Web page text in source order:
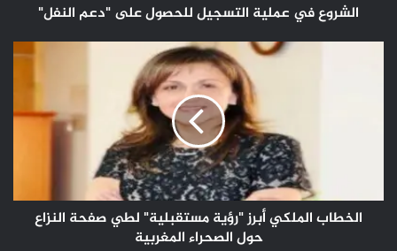
الشروع في عملية التسجيل للحصول على "دعم النفل"
حول
الصحراءالخطاب الملكي أبرز "رؤية مستقبلية" لطي صفحة النزاع
حول الصحراء المغربية